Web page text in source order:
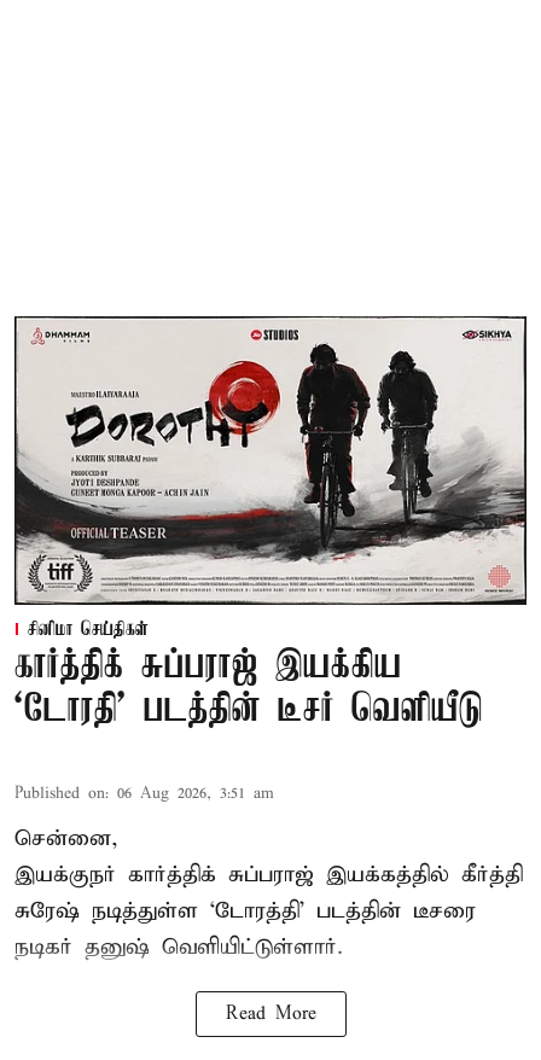
சினிமா செய்திகள்
கார்த்திக் சுப்பராஜ் இயக்கிய
`டோரதி' படத்தின் டீசர் வெளியீடு
Published on: 06 Aug 2026, 3:51 am
சென்னை,
இயக்குநர் கார்த்திக் சுப்பராஜ் இயக்கத்தில் கீர்த்தி
சுரேஷ் நடித்துள்ள `டோரத்தி' படத்தின் டீசரை
நடிகர் தனுஷ் வெளியிட்டுள்ளார்.
Read More